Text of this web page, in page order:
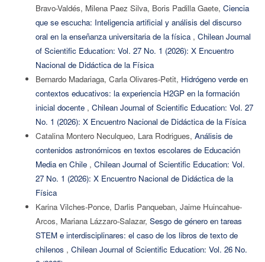
Bravo-Valdés, Milena Paez Silva, Boris Padilla Gaete, Ciencia
que se escucha: Inteligencia artificial y análisis del discurso
oral en la enseñanza universitaria de la física , Chilean Journal
of Scientific Education: Vol. 27 No. 1 (2026): X Encuentro
Nacional de Didáctica de la Física
Bernardo Madariaga, Carla Olivares-Petit, Hidrógeno verde en
contextos educativos: la experiencia H2GP en la formación
inicial docente , Chilean Journal of Scientific Education: Vol. 27
No. 1 (2026): X Encuentro Nacional de Didáctica de la Física
Catalina Montero Neculqueo, Lara Rodrigues, Análisis de
contenidos astronómicos en textos escolares de Educación
Media en Chile , Chilean Journal of Scientific Education: Vol.
27 No. 1 (2026): X Encuentro Nacional de Didáctica de la
Física
Karina Vilches-Ponce, Darlis Panqueban, Jaime Huincahue-
Arcos, Mariana Lázzaro-Salazar, Sesgo de género en tareas
STEM e interdisciplinares: el caso de los libros de texto de
chilenos , Chilean Journal of Scientific Education: Vol. 26 No.